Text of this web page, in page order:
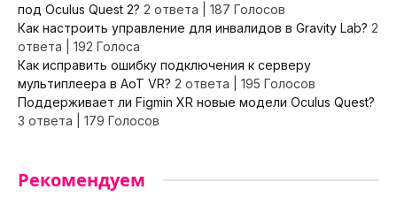
под Oculus Quest 2? 2 ответа
187 Голосов
Как настроить управление для инвалидов в Gravity Lab? 2
ответа
192 Голоса
Как исправить ошибку подключения к серверу
мультиплеера в AoT VR? 2 ответа
195 Голосов
Поддерживает ли Figmin XR новые модели Oculus Quest?
3 ответа
179 Голосов
Рекомендуем